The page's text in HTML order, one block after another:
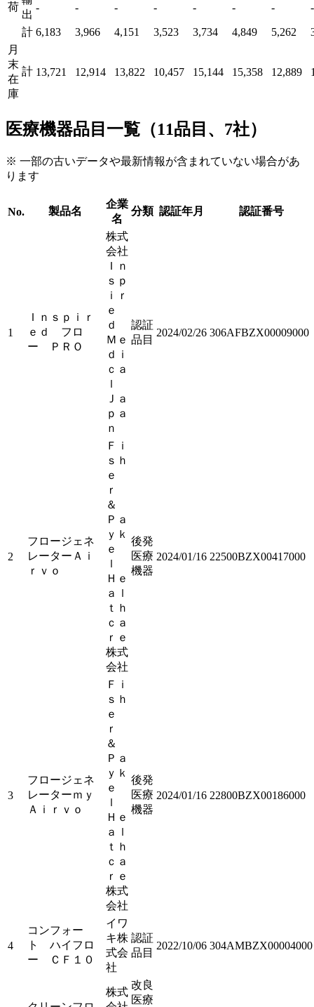
荷
出
- - - - - - - -
計 6,183 3,966 4,151 3,523 3,734 4,849 5,262
月
末
在
庫
計 13,721 12,914 13,822 10,457 15,144 15,358 12,889
医療機器品目一覧（11品目、7社）
※ 一部の古いデータや最新情報が含まれていない場合があ
ります
No. 製品名
企業
名
分類 認証年月 認証番号
1
Ｉｎｓｐｉｒ
ｅｄ フロ
ー ＰＲＯ
株式
会社
Ｉｎ
ｓｐ
ｉｒ
ｅ
ｄ
Ｍｅ
ｄｉ
ｃａ
ｌ
Ｊａ
ｐａ
ｎ
認証
品目
2024/02/26 306AFBZX00009000
2
フロージェネ
レーターＡｉ
ｒｖｏ
Ｆｉ
ｓｈ
ｅ
ｒ
＆
Ｐａ
ｙｋ
ｅ
ｌ
Ｈｅ
ａｌ
ｔｈ
ｃａ
ｒｅ
株式
会社
後発
医療
機器
2024/01/16 22500BZX00417000
3
フロージェネ
レーターｍｙ
Ａｉｒｖｏ
Ｆｉ
ｓｈ
ｅ
ｒ
＆
Ｐａ
ｙｋ
ｅ
ｌ
Ｈｅ
ａｌ
ｔｈ
ｃａ
ｒｅ
株式
会社
後発
医療
機器
2024/01/16 22800BZX00186000
4
コンフォー
ト ハイフロ
ー ＣＦ１０
イワ
キ株
式会
社
認証
品目
2022/10/06 304AMBZX00004000
株式
改良
医療